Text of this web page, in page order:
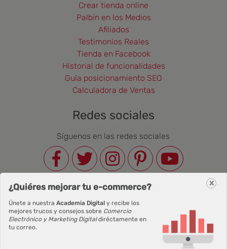
¿Quiéres mejorar tu e-commerce? x
Únete a nuestra Academia Digital y recibe los
mejores trucos y consejos sobre Comercio
Electrónico y Marketing Digitaldiréctamente en
tu correo.
Crear tienda online
Palbin en los Medios
Afiliados
Testimonios Reales
Tienda en Facebook
Historial de funcionalidades
Guía posicionamiento SEO
Calculadora de Ventas
Redes sociales
Síguenos en las redes sociales
Newsletter
Correo Electrónico